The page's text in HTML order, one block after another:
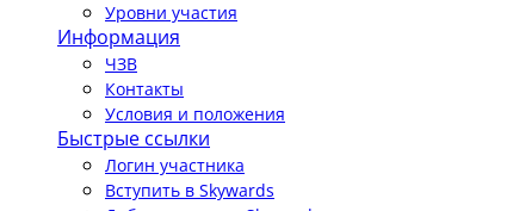
Уровни участия
Информация
ЧЗВ
Контакты
Условия и положения
Быстрые ссылки
Логин участника
Вступить в Skywards